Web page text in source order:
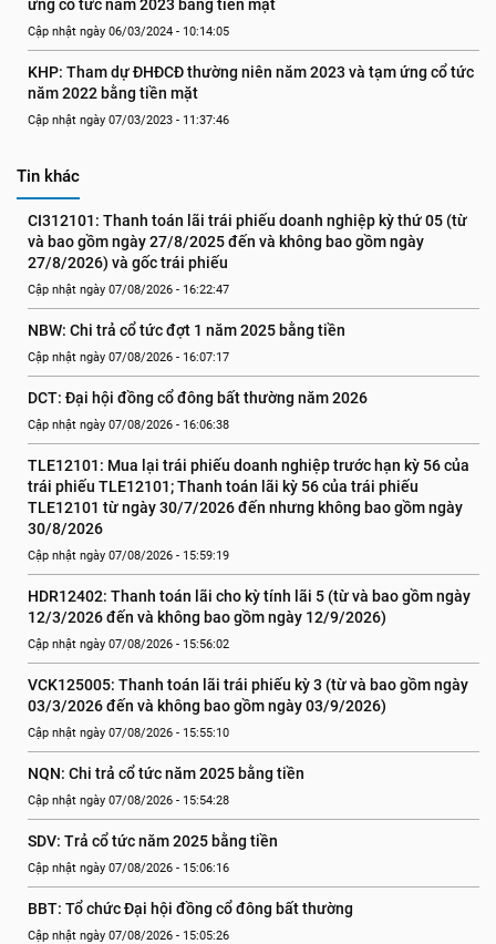
ứng cổ tức năm 2023 bằng tiền mặt
Cập nhật ngày 06/03/2024 - 10:14:05
KHP: Tham dự ĐHĐCĐ thường niên năm 2023 và tạm ứng cổ tức
năm 2022 bằng tiền mặt
Cập nhật ngày 07/03/2023 - 11:37:46
Tin khác
CI312101: Thanh toán lãi trái phiếu doanh nghiệp kỳ thứ 05 (từ
và bao gồm ngày 27/8/2025 đến và không bao gồm ngày
27/8/2026) và gốc trái phiếu
Cập nhật ngày 07/08/2026 - 16:22:47
NBW: Chi trả cổ tức đợt 1 năm 2025 bằng tiền
Cập nhật ngày 07/08/2026 - 16:07:17
DCT: Đại hội đồng cổ đông bất thường năm 2026
Cập nhật ngày 07/08/2026 - 16:06:38
TLE12101: Mua lại trái phiếu doanh nghiệp trước hạn kỳ 56 của
trái phiếu TLE12101; Thanh toán lãi kỳ 56 của trái phiếu
TLE12101 từ ngày 30/7/2026 đến nhưng không bao gồm ngày
30/8/2026
Cập nhật ngày 07/08/2026 - 15:59:19
HDR12402: Thanh toán lãi cho kỳ tính lãi 5 (từ và bao gồm ngày
12/3/2026 đến và không bao gồm ngày 12/9/2026)
Cập nhật ngày 07/08/2026 - 15:56:02
VCK125005: Thanh toán lãi trái phiếu kỳ 3 (từ và bao gồm ngày
03/3/2026 đến và không bao gồm ngày 03/9/2026)
Cập nhật ngày 07/08/2026 - 15:55:10
NQN: Chi trả cổ tức năm 2025 bằng tiền
Cập nhật ngày 07/08/2026 - 15:54:28
SDV: Trả cổ tức năm 2025 bằng tiền
Cập nhật ngày 07/08/2026 - 15:06:16
BBT: Tổ chức Đại hội đồng cổ đông bất thường
Cập nhật ngày 07/08/2026 - 15:05:26